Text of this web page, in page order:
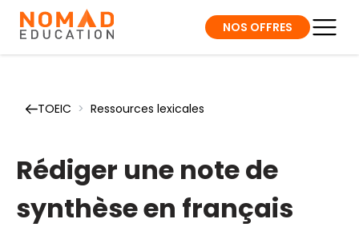
NOS OFFRES
TOEIC > Ressources lexicales
Rédiger une note de
synthèse en français